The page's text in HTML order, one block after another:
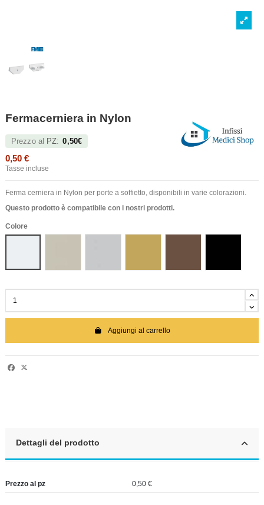
Fermacerniera in Nylon
Prezzo al PZ: 0,50€
0,50 €
Tasse incluse
Ferma cerniera in Nylon per porte a soffietto, disponibili in varie colorazioni.
Questo prodotto è compatibile con i nostri prodotti.
Colore
Aggiungi al carrello
Dettagli del prodotto
Prezzo al pz 0,50 €